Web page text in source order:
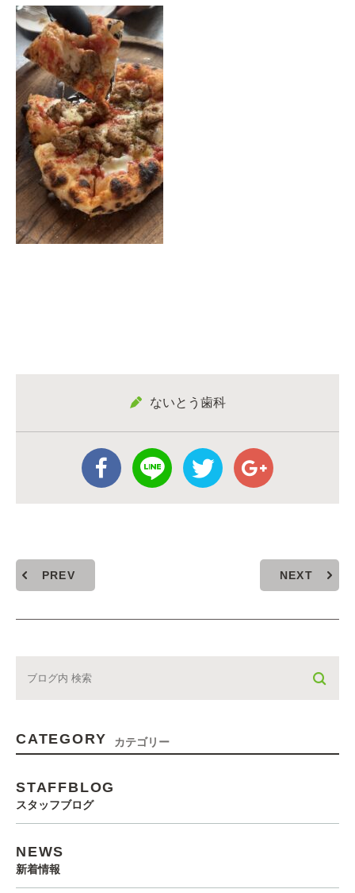
ないとう歯科
PREV NEXT
CATEGORY カテゴリー
STAFFBLOG
スタッフブログ
NEWS
新着情報